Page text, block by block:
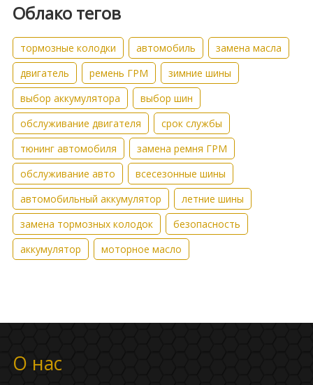
Облако тегов
тормозные колодки автомобиль
замена масла
двигатель
ремень ГРМ
зимние шины
выбор аккумулятора
выбор шин
обслуживание двигателя
срок службы
тюнинг автомобиля
замена ремня ГРМ
обслуживание авто
всесезонные шины
автомобильный аккумулятор
летние шины
замена тормозных колодок
безопасность
аккумулятор
моторное масло
О нас